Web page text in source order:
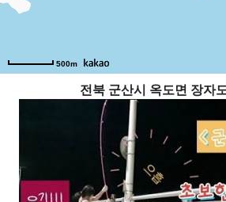
500m
전북 군산시 옥도면 장자